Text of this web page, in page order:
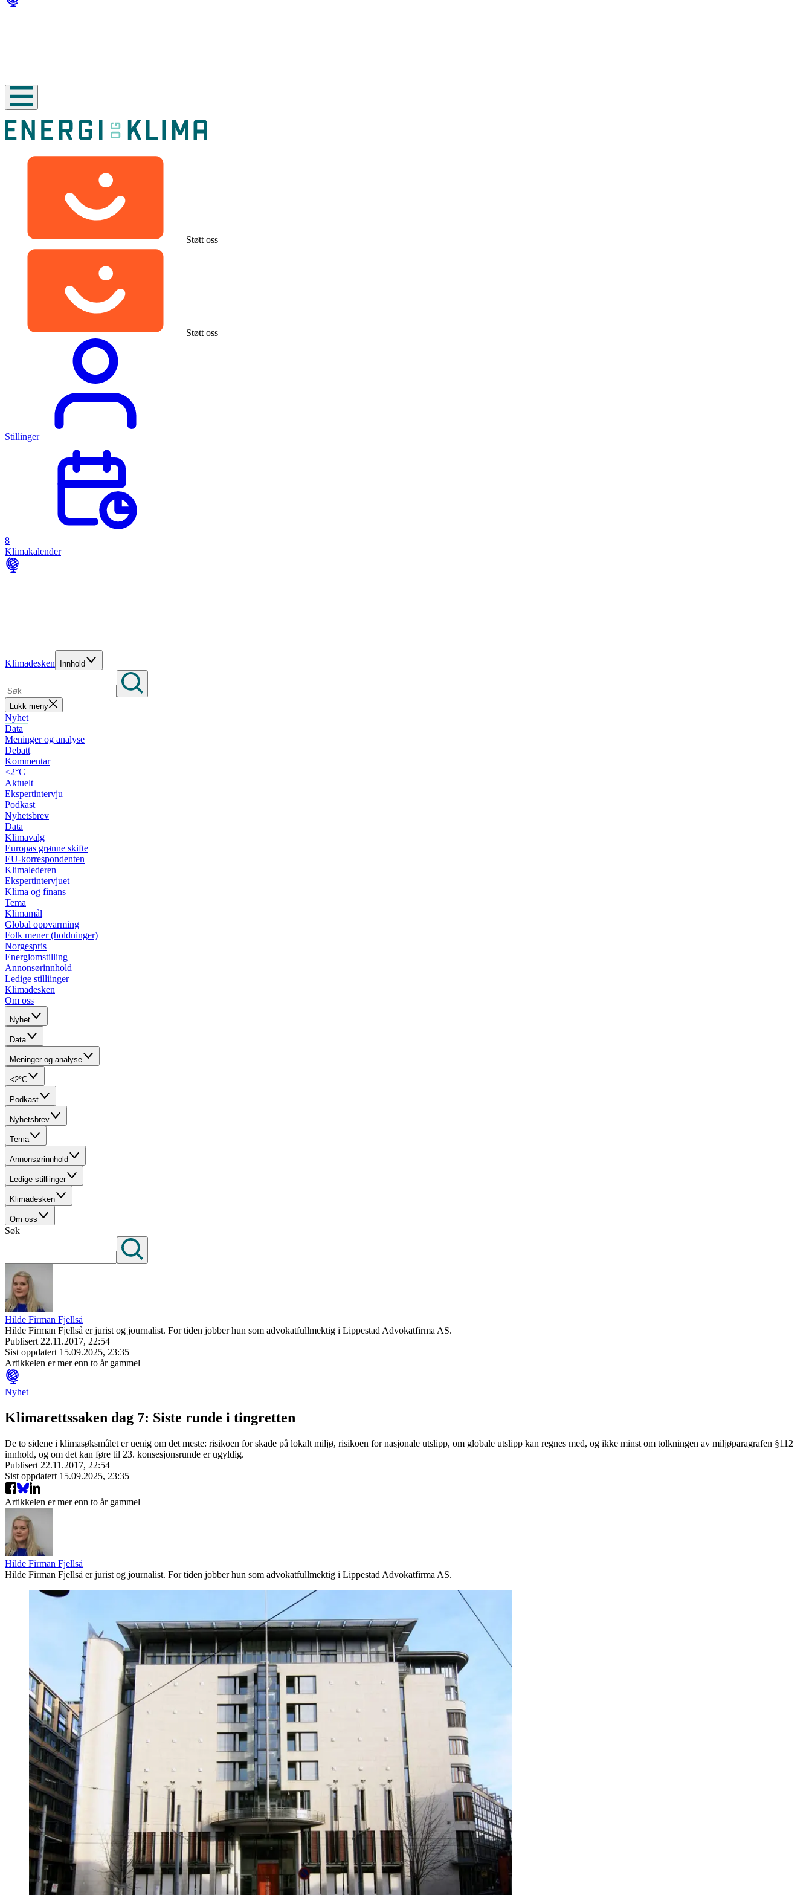
Støtt oss
Støtt oss
Stillinger
8
Klimakalender
Klimadesken Innhold
Lukk meny
Nyhet
Data
Meninger og analyse
Debatt
Kommentar
<2°C
Aktuelt
Ekspertintervju
Podkast
Nyhetsbrev
Data
Klimavalg
Europas grønne skifte
EU-korrespondenten
Klimalederen
Ekspertintervjuet
Klima og finans
Tema
Klimamål
Global oppvarming
Folk mener (holdninger)
Norgespris
Energiomstilling
Annonsørinnhold
Ledige stilliinger
Klimadesken
Om oss
Nyhet
Data
Meninger og analyse
<2°C
Podkast
Nyhetsbrev
Tema
Annonsørinnhold
Ledige stilliinger
Klimadesken
Om oss
Søk
Hilde Firman Fjellså
Hilde Firman Fjellså er jurist og journalist. For tiden jobber hun som advokatfullmektig i Lippestad Advokatfirma AS.
Publisert 22.11.2017, 22:54
Sist oppdatert 15.09.2025, 23:35
Artikkelen er mer enn to år gammel
Nyhet
Klimarettssaken dag 7: Siste runde i tingretten
De to sidene i klimasøksmålet er uenig om det meste: risikoen for skade på lokalt miljø, risikoen for nasjonale utslipp, om globale utslipp kan regnes med, og ikke minst om tolkningen av miljøparagrafen §112
innhold, og om det kan føre til 23. konsesjonsrunde er ugyldig.
Publisert 22.11.2017, 22:54
Sist oppdatert 15.09.2025, 23:35
Artikkelen er mer enn to år gammel
Hilde Firman Fjellså
Hilde Firman Fjellså er jurist og journalist. For tiden jobber hun som advokatfullmektig i Lippestad Advokatfirma AS.